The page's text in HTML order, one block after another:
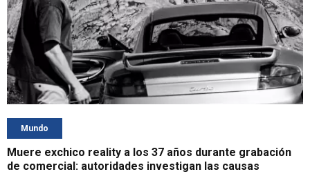
Mundo
Muere exchico reality a los 37 años durante grabación
de comercial: autoridades investigan las causas